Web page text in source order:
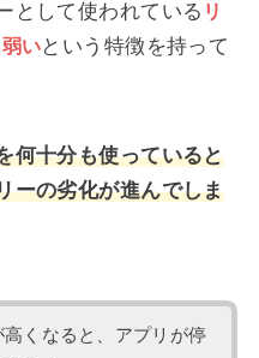
として使われている リ
いという特徴を持って
何十分も使っていると
ーの劣化が進んでしま
くなると、アプリが停